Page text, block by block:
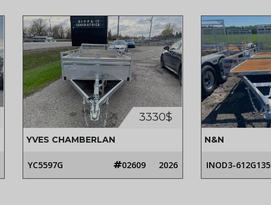
3330$
YVES CHAMBERLAN
YC5597G 02609 2026
N&N
INOD3-612G135